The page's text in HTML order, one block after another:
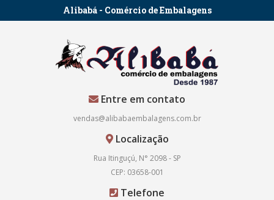
Alibabá - Comércio de Embalagens
Entre em contato
vendas@alibabaembalagens.com.br
Localização
Rua Itinguçú, N° 2098 - SP
CEP: 03658-001
Telefone